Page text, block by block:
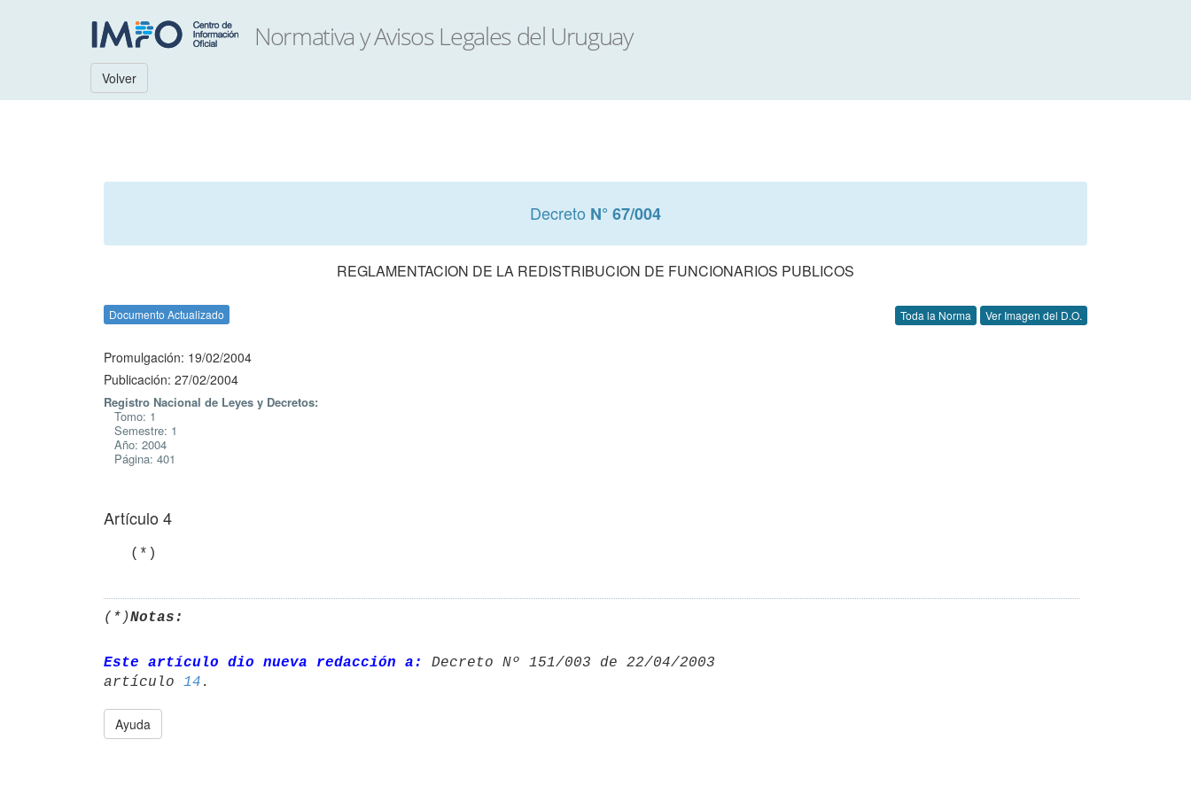
Volver
Decreto N° 67/004
REGLAMENTACION DE LA REDISTRIBUCION DE FUNCIONARIOS PUBLICOS
Documento Actualizado Toda la Norma Ver Imagen del D.O.
Promulgación: 19/02/2004
Publicación: 27/02/2004
Registro Nacional de Leyes y Decretos:
Tomo: 1
Semestre: 1
Año: 2004
Página: 401
Artículo 4
(*)Notas:
Este artículo dio nueva redacción a:
Decreto Nº 151/003 de 22/04/2003
artículo 14
Ayuda